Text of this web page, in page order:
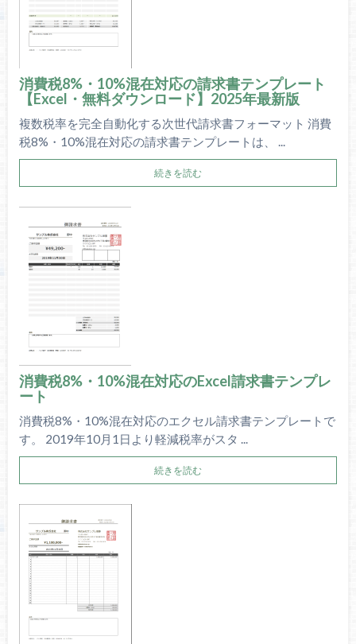
消費税8%・10%混在対応の請求書テンプレート
【Excel・無料ダウンロード】2025年最新版
複数税率を完全自動化する次世代請求書フォーマット 消費
税8%・10%混在対応の請求書テンプレートは、 ...
続きを読む
消費税8%・10%混在対応のExcel請求書テンプレ
ート
消費税8%・10%混在対応のエクセル請求書テンプレートで
す。 2019年10月1日より軽減税率がスタ ...
続きを読む